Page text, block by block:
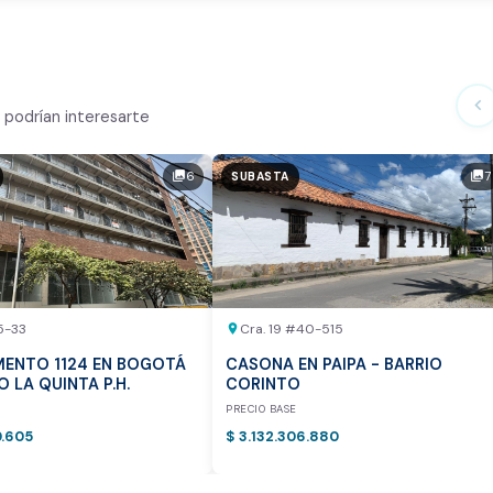
mercado
Vista previa del reporte de avalúo
para inmuebles ubicados en Bogotá y Medellín.
interesarte
chevron_left
photo_library6
33
1124 EN BOGOTÁ
LA QUINTA P.H.
photo_library7
SUBASTA
location_on Cra. 19 #40-515
CASONA EN PAIPA - BARRIO
CORINTO
PRECIO BASE
$ 3.132.306.880